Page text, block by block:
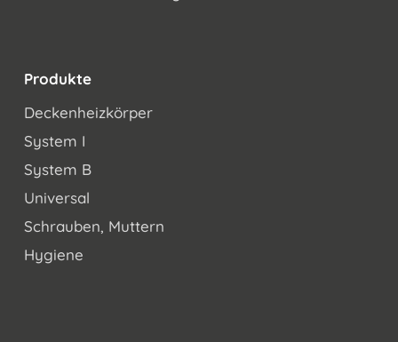
Produkte
Deckenheizkörper
System I
System B
Universal
Schrauben, Muttern
Hygiene